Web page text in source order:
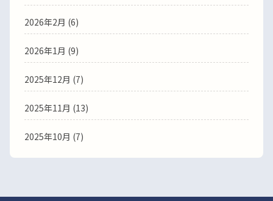
2026年2月 (6)
2026年1月 (9)
2025年12月 (7)
2025年11月 (13)
2025年10月 (7)